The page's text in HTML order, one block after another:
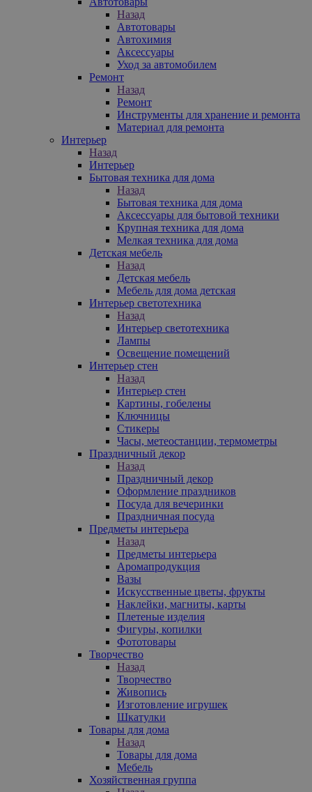
Назад
Автотовары
Автохимия
Аксессуары
Уход за автомобилем
Ремонт
Назад
Ремонт
Инструменты для хранение и ремонта
Материал для ремонта
Интерьер
Назад
Интерьер
Бытовая техника для дома
Назад
Бытовая техника для дома
Аксессуары для бытовой техники
Крупная техника для дома
Мелкая техника для дома
Детская мебель
Назад
Детская мебель
Мебель для дома детская
Интерьер светотехника
Назад
Интерьер светотехника
Лампы
Освещение помещений
Интерьер стен
Назад
Интерьер стен
Картины, гобелены
Ключницы
Стикеры
Часы, метеостанции, термометры
Праздничный декор
Назад
Праздничный декор
Оформление праздников
Посуда для вечеринки
Праздничная посуда
Предметы интерьера
Назад
Предметы интерьера
Аромапродукция
Вазы
Искусственные цветы, фрукты
Наклейки, магниты, карты
Плетеные изделия
Фигуры, копилки
Фототовары
Творчество
Назад
Творчество
Живопись
Изготовление игрушек
Шкатулки
Товары для дома
Назад
Товары для дома
Мебель
Хозяйственная группа